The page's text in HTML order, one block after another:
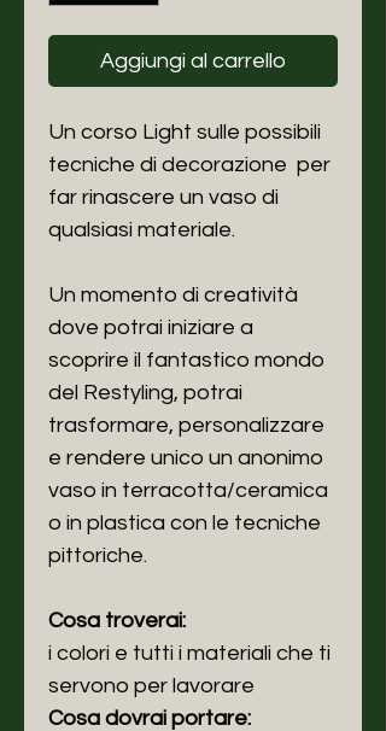
Aggiungi al carrello
Un corso Light sulle possibili
tecniche di decorazione per
far rinascere un vaso di
qualsiasi materiale.
Un momento di creatività
dove potrai iniziare a
scoprire il fantastico mondo
del Restyling, potrai
trasformare, personalizzare
e rendere unico un anonimo
vaso in terracotta/ceramica
o in plastica con le tecniche
pittoriche.
Cosa troverai:
i colori e tutti i materiali che ti
servono per lavorare
Cosa dovrai portare: